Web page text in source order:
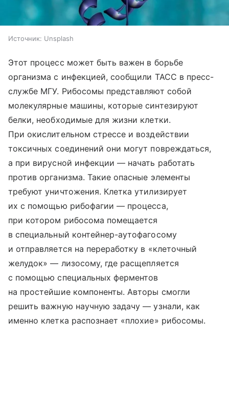
Источник: Unsplash
Этот процесс может быть важен в борьбе
организма с инфекцией, сообщили ТАСС в пресс-
службе МГУ. Рибосомы представляют собой
молекулярные машины, которые синтезируют
белки, необходимые для жизни клетки.
При окислительном стрессе и воздействии
токсичных соединений они могут повреждаться,
а при вирусной инфекции — начать работать
против организма. Такие опасные элементы
требуют уничтожения. Клетка утилизирует
их с помощью рибофагии — процесса,
при котором рибосома помещается
в специальный контейнер-аутофагосому
и отправляется на переработку в «клеточный
желудок» — лизосому, где расщепляется
с помощью специальных ферментов
на простейшие компоненты. Авторы смогли
решить важную научную задачу — узнали, как
именно клетка распознает «плохие» рибосомы.